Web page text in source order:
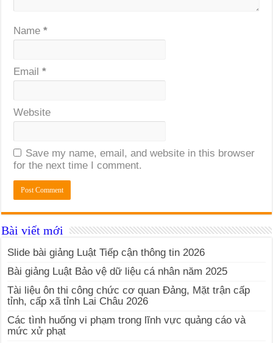
Name*
Email*
Website
Save my name, email, and website in this browser
for the next time I comment.
Bài viết mới
Slide bài giảng Luật Tiếp cận thông tin 2026
Bài giảng Luật Bảo vệ dữ liệu cá nhân năm 2025
Tài liệu ôn thi công chức cơ quan Đảng, Mặt trận cấp
tỉnh, cấp xã tỉnh Lai Châu 2026
Các tình huống vi phạm trong lĩnh vực quảng cáo và
mức xử phạt